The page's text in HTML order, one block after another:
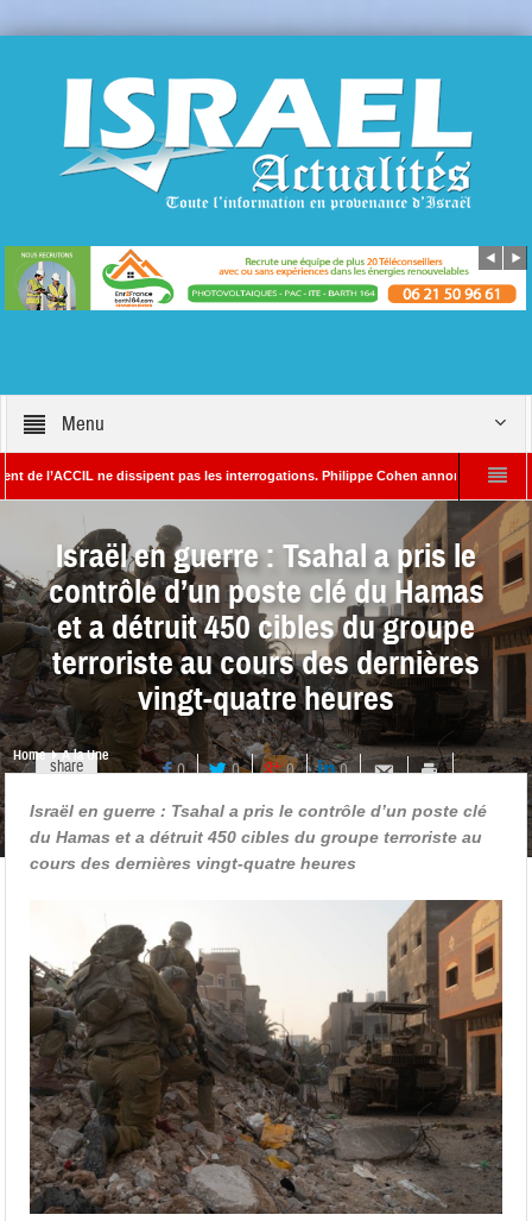
Menu
ne dissipent pas les interrogations. Philippe Cohen annonce se réserver le
– Rédacteur en chef d’Israël Actualités L’Iran menace de frapper Tel-
Israël en guerre : Tsahal a pris le
contrôle d’un poste clé du Hamas
et a détruit 450 cibles du groupe
terroriste au cours des dernières
vingt-quatre heures
share 0 0 0 0
Home A la Une
Israël en guerre : Tsahal a pris le contrôle d’un poste clé
du Hamas et a détruit 450 cibles du groupe terroriste au
cours des dernières vingt-quatre heures